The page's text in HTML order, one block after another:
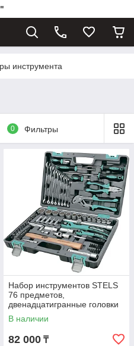
инструмента
0 Фильтры
Набор инструментов STELS
76 предметов,
двенадцатигранные головки
В наличии
82 000 ₸